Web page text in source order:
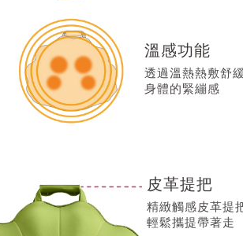
溫感功能
透過溫熱熱敷舒
身體的緊繃感
皮革提把
精緻觸感皮革提
輕鬆攜提帶著走